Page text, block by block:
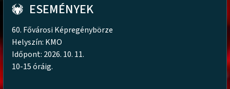
ESEMÉNYEK
60. Fővárosi Képregénybörze
Helyszín: KMO
Időpont: 2026. 10. 11.
10-15 óráig.